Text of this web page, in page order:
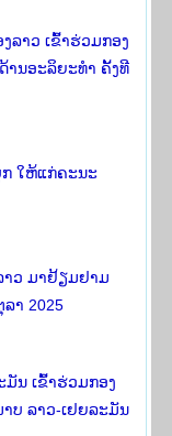
ລາວ ເຂົ້າຮ່ວມກອງ
ານອະລິຍະທໍາ ຄັ້ງທີ
ໃຫ້ແກ່ຄະນະ
າວ ມາຢ້ຽມຢາມ
າ 2025
ນ ເຂົ້າຮ່ວມກອງ
ບ ລາວ-ເຢຍລະມັນ